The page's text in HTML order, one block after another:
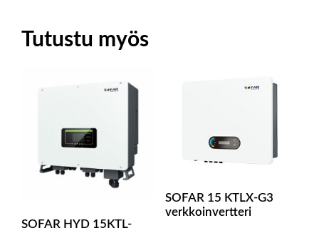
Tutustu myös
SOFAR HYD 15KTL-
SOFAR 15 KTLX-G3
verkkoinvertteri